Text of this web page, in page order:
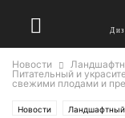
Новости
Питательный и
свежими плодами и
Новости